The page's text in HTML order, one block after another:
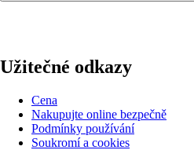
Užitečné odkazy
Cena
Nakupujte online bezpečně
Podmínky používání
Soukromí a cookies